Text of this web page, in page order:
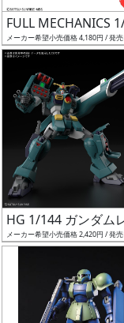
日
発
売
Web
プッ
シュ
通知
対象
ギ
ャ
ラ
FULL MECHANICS
メーカー希望小売価格 4,180円 / 発
HG 1/144 ガンダム
メーカー希望小売価格 2,420円 / 発